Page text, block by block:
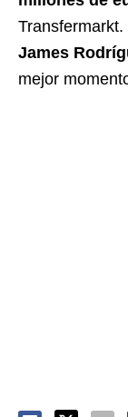
James
mejor